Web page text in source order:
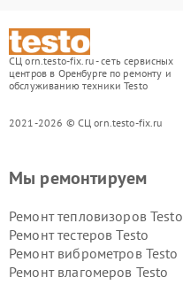
СЦ orn.testo-fix.ru - сеть сервисных
центров в Оренбурге по ремонту и
обслуживанию техники Testo
2021-2026 © СЦ orn.testo-fix.ru
Мы ремонтируем
Ремонт тепловизоров Testo
Ремонт тестеров Testo
Ремонт виброметров Testo
Ремонт влагомеров Testo